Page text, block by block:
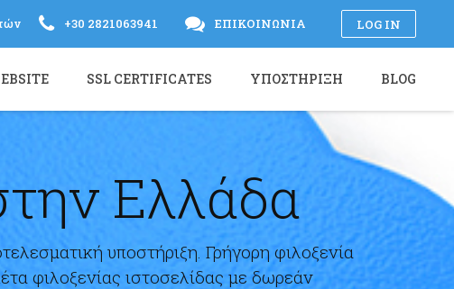
Ελλάδα
υποστήριξη. Γρήγορη φιλοξενία
φιλοξενίας ιστοσελίδας με δωρεάν
LOG IN
+30 2821063941 ΕΠΙΚΟΙΝΩΝΊΑ
SSL CERTIFICATES ΥΠΟΣΤΉΡΙΞΗ BLOG